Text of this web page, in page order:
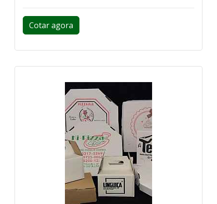
Cotar agora